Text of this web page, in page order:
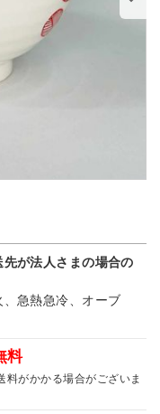
が法人さまの場合の
急熱急冷、オーブ
料
がかかる場合がございま